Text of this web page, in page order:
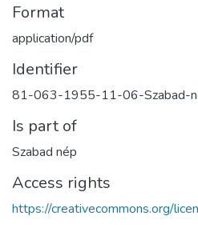
Format
application/pdf
Identifier
81-063-1955-11-06-Szabad-
Is part of
Szabad nép
Access rights
https://creativecommons.org/